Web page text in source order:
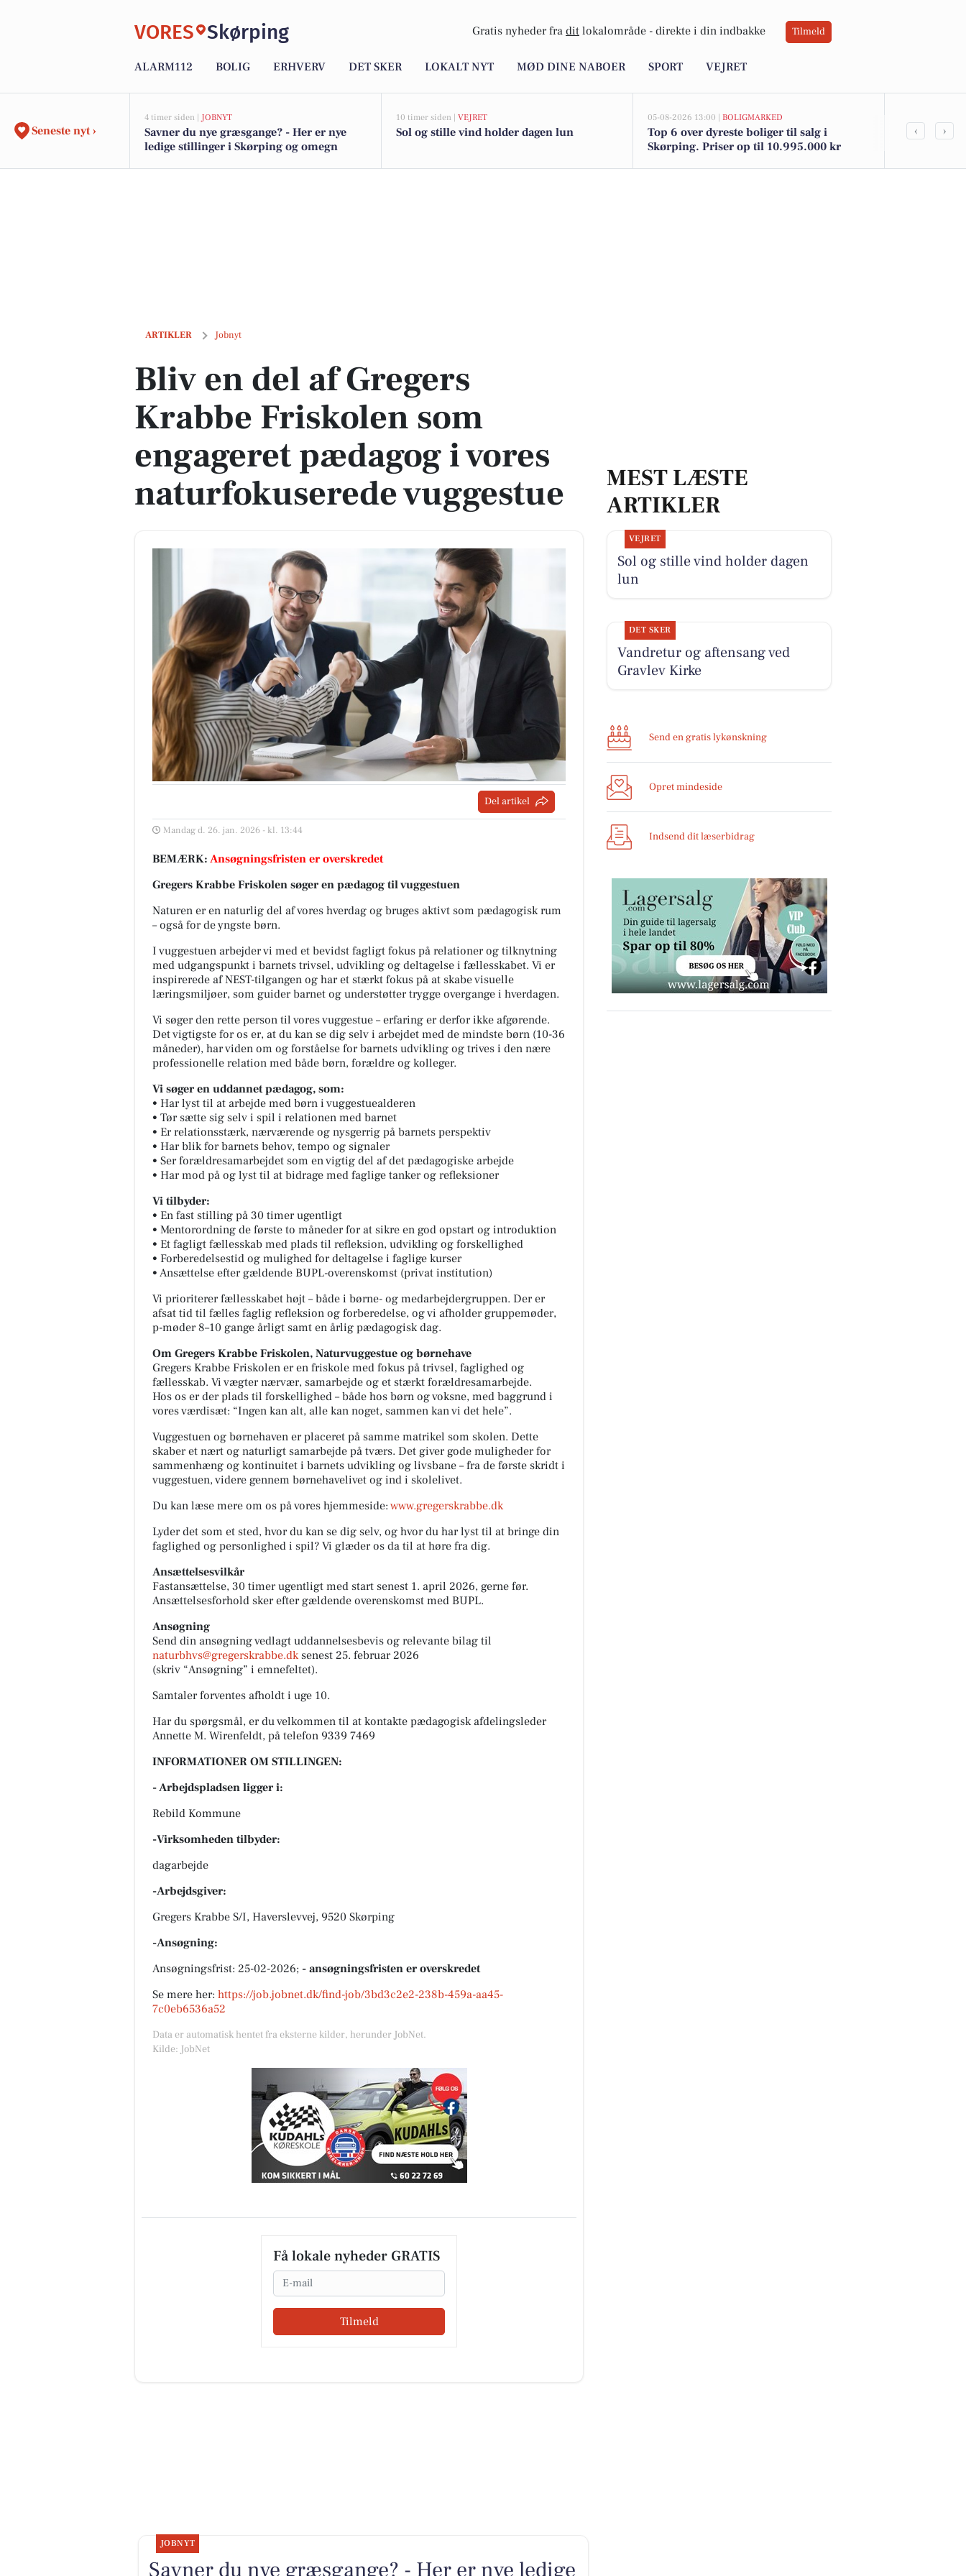
VORES Skørping Gratis nyheder fra dit lokalområde - direkte i din indbakke Tilmeld
ALARM112 BOLIG ERHVERV DET SKER LOKALT NYT MØD DINE NABOER SPORT VEJRET
Seneste nyt ›
4 timer siden | JOBNYT
Savner du nye græsgange? - Her er nye
ledige stillinger i Skørping og omegn
10 timer siden | VEJRET
Sol og stille vind holder dagen lun
05-08-2026 13:00 | BOLIGMARKED
Top 6 over dyreste boliger til salg i
Skørping. Priser op til 10.995.000 kr
‹ ›
ARTIKLER Jobnyt
Bliv en del af Gregers Krabbe Friskolen som engageret pædagog i vores naturfokuserede vuggestue
Bliv en del af Gregers
Krabbe Friskolen som
engageret pædagog i vores
naturfokuserede vuggestue
Del artikel
Mandag d. 26. jan. 2026 - kl. 13:44
BEMÆRK: Ansøgningsfristen er overskredet
Gregers Krabbe Friskolen søger en pædagog til vuggestuen
Naturen er en naturlig del af vores hverdag og bruges aktivt som pædagogisk rum
– også for de yngste børn.
I vuggestuen arbejder vi med et bevidst fagligt fokus på relationer og tilknytning
med udgangspunkt i barnets trivsel, udvikling og deltagelse i fællesskabet. Vi er
inspirerede af NEST-tilgangen og har et stærkt fokus på at skabe visuelle
læringsmiljøer, som guider barnet og understøtter trygge overgange i hverdagen.
Vi søger den rette person til vores vuggestue – erfaring er derfor ikke afgørende.
Det vigtigste for os er, at du kan se dig selv i arbejdet med de mindste børn (10-36
måneder), har viden om og forståelse for barnets udvikling og trives i den nære
professionelle relation med både børn, forældre og kolleger.
Vi søger en uddannet pædagog, som:
• Har lyst til at arbejde med børn i vuggestuealderen
• Tør sætte sig selv i spil i relationen med barnet
• Er relationsstærk, nærværende og nysgerrig på barnets perspektiv
• Har blik for barnets behov, tempo og signaler
• Ser forældresamarbejdet som en vigtig del af det pædagogiske arbejde
• Har mod på og lyst til at bidrage med faglige tanker og refleksioner
Vi tilbyder:
• En fast stilling på 30 timer ugentligt
• Mentorordning de første to måneder for at sikre en god opstart og introduktion
• Et fagligt fællesskab med plads til refleksion, udvikling og forskellighed
• Forberedelsestid og mulighed for deltagelse i faglige kurser
• Ansættelse efter gældende BUPL-overenskomst (privat institution)
Vi prioriterer fællesskabet højt – både i børne- og medarbejdergruppen. Der er
afsat tid til fælles faglig refleksion og forberedelse, og vi afholder gruppemøder,
p-møder 8–10 gange årligt samt en årlig pædagogisk dag.
Om Gregers Krabbe Friskolen, Naturvuggestue og børnehave
Gregers Krabbe Friskolen er en friskole med fokus på trivsel, faglighed og
fællesskab. Vi vægter nærvær, samarbejde og et stærkt forældresamarbejde.
Hos os er der plads til forskellighed – både hos børn og voksne, med baggrund i
vores værdisæt: “Ingen kan alt, alle kan noget, sammen kan vi det hele”.
Vuggestuen og børnehaven er placeret på samme matrikel som skolen. Dette
skaber et nært og naturligt samarbejde på tværs. Det giver gode muligheder for
sammenhæng og kontinuitet i barnets udvikling og livsbane – fra de første skridt i
vuggestuen, videre gennem børnehavelivet og ind i skolelivet.
Du kan læse mere om os på vores hjemmeside: www.gregerskrabbe.dk
Lyder det som et sted, hvor du kan se dig selv, og hvor du har lyst til at bringe din
faglighed og personlighed i spil? Vi glæder os da til at høre fra dig.
Ansættelsesvilkår
Fastansættelse, 30 timer ugentligt med start senest 1. april 2026, gerne før.
Ansættelsesforhold sker efter gældende overenskomst med BUPL.
Ansøgning
Send din ansøgning vedlagt uddannelsesbevis og relevante bilag til
naturbhvs@gregerskrabbe.dksenest 25. februar 2026
(skriv “Ansøgning” i emnefeltet).
Samtaler forventes afholdt i uge 10.
Har du spørgsmål, er du velkommen til at kontakte pædagogisk afdelingsleder
Annette M. Wirenfeldt, på telefon 9339 7469
INFORMATIONER OM STILLINGEN:
- Arbejdspladsen ligger i:
Rebild Kommune
-Virksomheden tilbyder:
dagarbejde
-Arbejdsgiver:
Gregers Krabbe S/I, Haverslevvej, 9520 Skørping
-Ansøgning:
Ansøgningsfrist: 25-02-2026; - ansøgningsfristen er overskredet
Se mere her: https://job.jobnet.dk/find-job/3bd3c2e2-238b-459a-aa45-
7c0eb6536a52
Data er automatisk hentet fra eksterne kilder, herunder JobNet.
Kilde: JobNet
Få lokale nyheder GRATIS
Email
Tilmeld
MEST LÆSTE
ARTIKLER
VEJRET
Sol og stille vind holder dagen
lun
DET SKER
Vandretur og aftensang ved
Gravlev Kirke
Send en gratis lykønskning
Opret mindeside
Indsend dit læserbidrag
JOBNYT
Savner du nye græsgange? - Her er nye ledige